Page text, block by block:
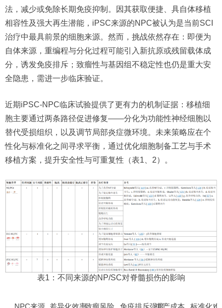
法，减少或免除长期免疫抑制。因其获取便捷、具自体移植
相容性及强大再生潜能，iPSC来源的NPC被认为是当前SCI
治疗中最具前景的细胞来源。然而，挑战依然存在：即便为
自体来源，重编程与分化过程可能引入新抗原或残留载体成
分，诱发免疫排斥；致瘤性与基因组不稳定性也仍是重大安
全隐患，需进一步临床验证。
近期iPSC-NPC临床试验提供了更有力的机制证据：移植细
胞主要通过两条路径促进修复——分化为功能性神经细胞以
替代受损组织，以及调节局部炎症微环境。未来策略应在个
性化与标准化之间寻求平衡，通过优化细胞制备工艺与手术
移植方案，提升安全性与可重复性（表1、2）。
表1：不同来源的NP/SC对脊髓损伤的影响
NPC来源 差异化效率致瘤风险 免疫排斥强度生产成本 标准化难